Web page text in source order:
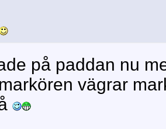
på paddan nu
vägrar